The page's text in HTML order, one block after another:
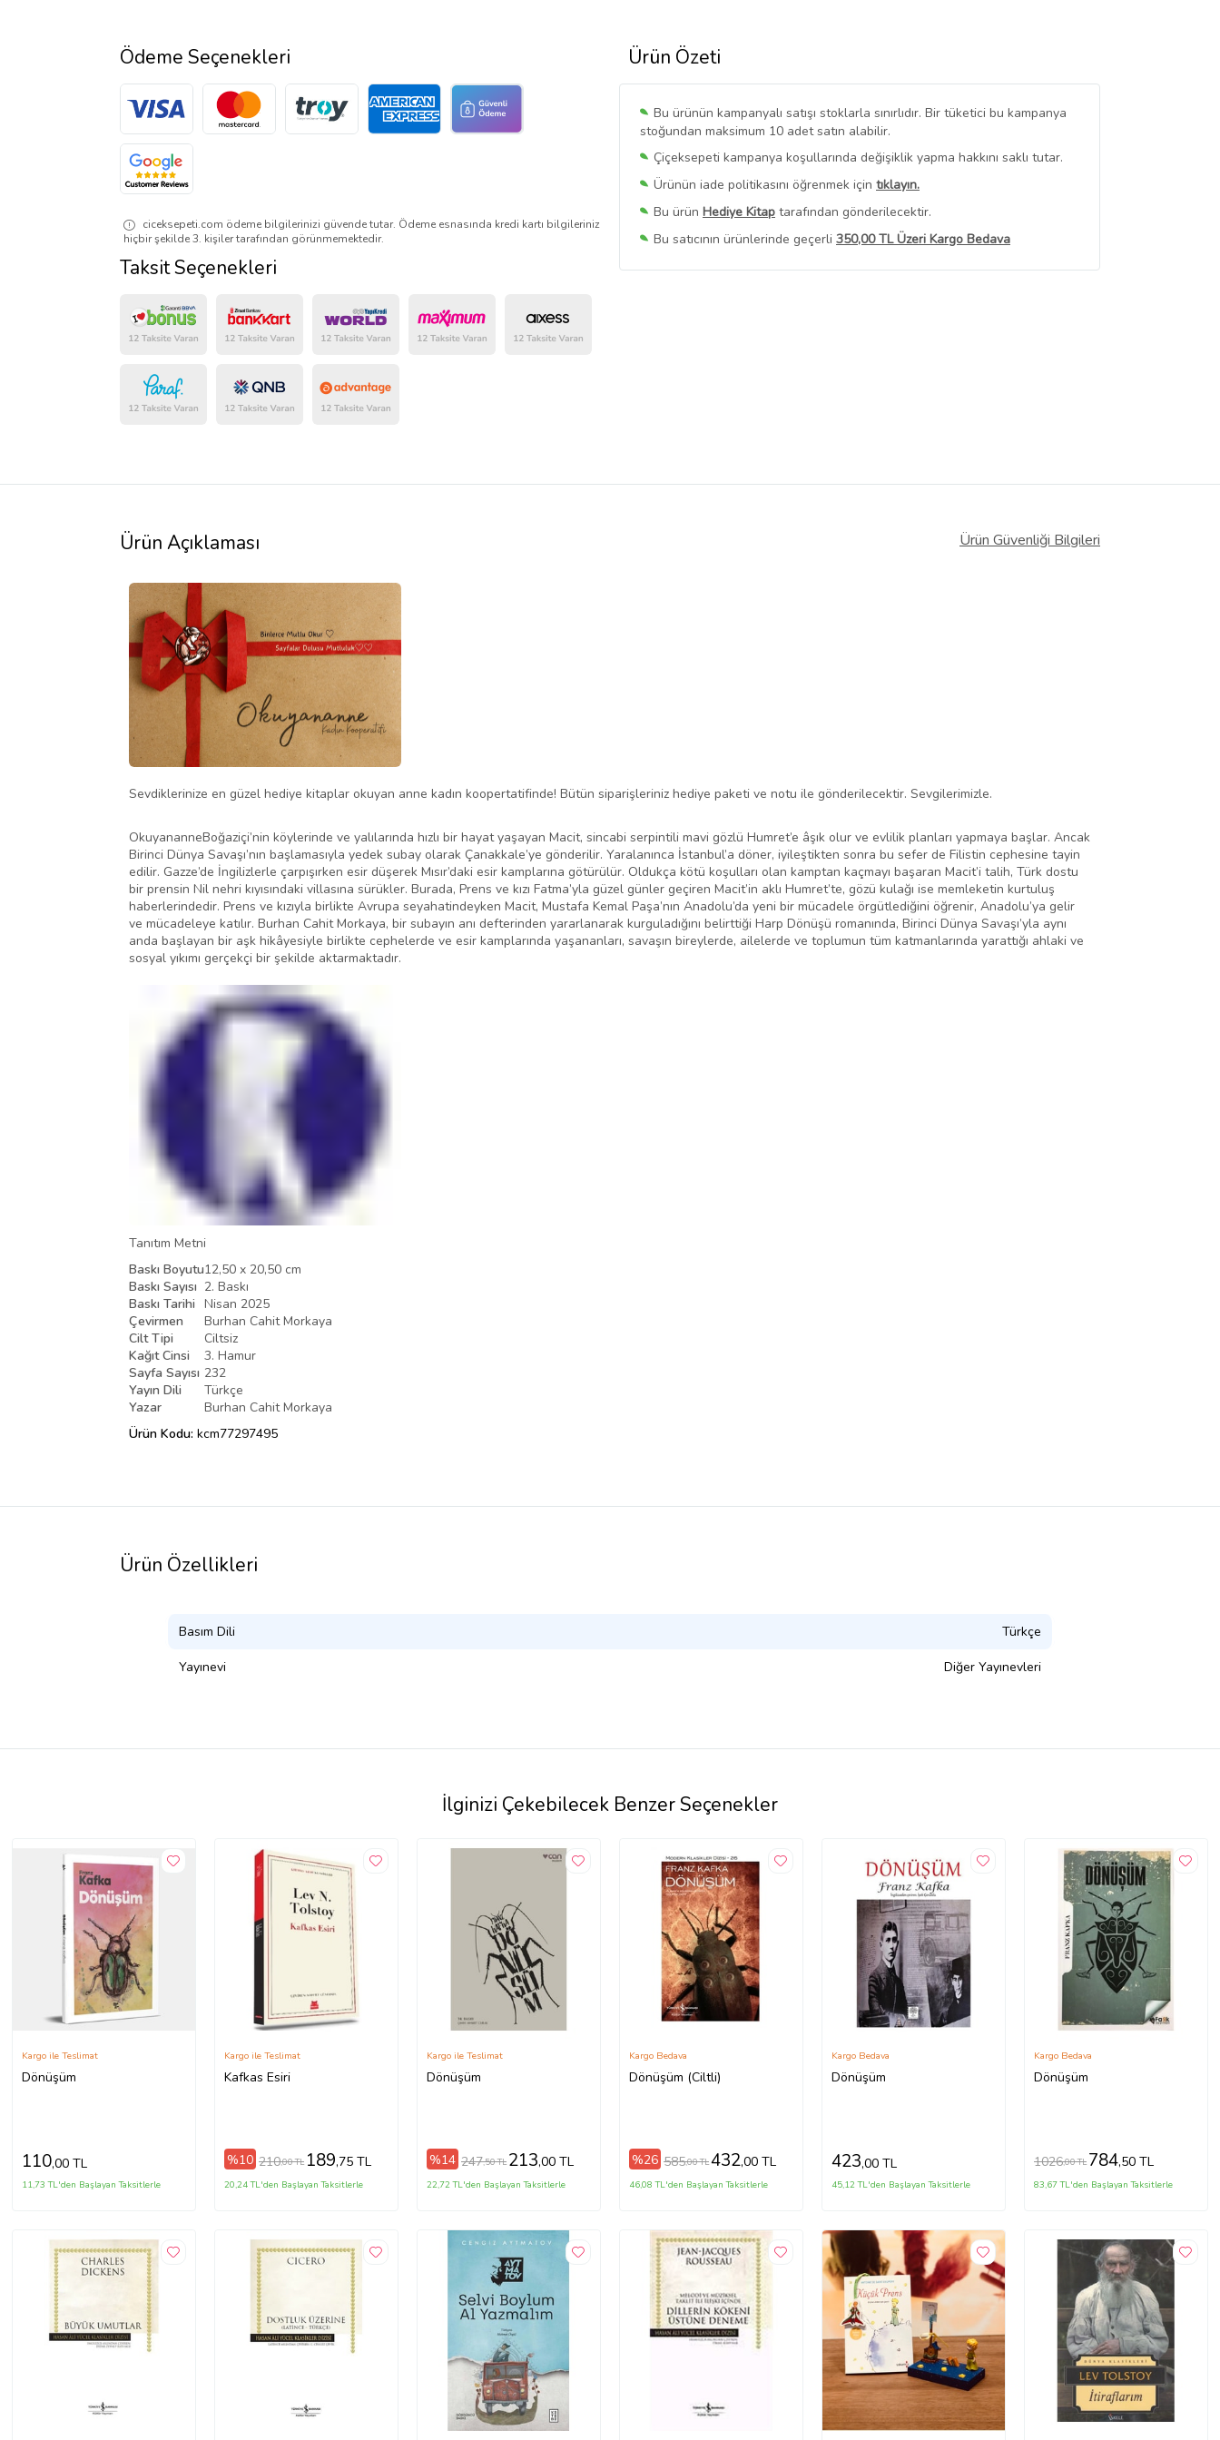
Ürün Özeti
Bu ürünün kampanyalı satışı stoklarla sınırlıdır. Bir tüketici bu kampanya
stoğundan maksimum 10 adet satın alabilir.
Çiçeksepeti kampanya koşullarında değişiklik yapma hakkını saklı tutar.
Ürünün iade politikasını öğrenmek için tıklayın.
Bu ürün Hediye Kitap tarafından gönderilecektir.
Bu satıcının ürünlerinde geçerli 350,00 TL Üzeri Kargo Bedava
Bu SatıcınınTüm Ürünlerini Görüntüle
Ödeme Seçenekleri
ciceksepeti.com ödeme bilgilerinizi güvende tutar. Ödeme esnasında kredi kartı bilgileriniz
hiçbir şekilde 3. kişiler tarafından görünmemektedir.
Taksit Seçenekleri
Ürün Açıklaması Ürün Güvenliği Bilgileri
Sevdiklerinize en güzel hediye kitaplar okuyan anne kadın koopertatifinde! Bütün siparişleriniz hediye paketi ve notu ile gönderilecektir. Sevgilerimizle.
OkuyananneBoğaziçi’nin köylerinde ve yalılarında hızlı bir hayat yaşayan Macit, sincabi serpintili mavi gözlü Humret’e âşık olur ve evlilik planları yapmaya başlar. Ancak
Birinci Dünya Savaşı’nın başlamasıyla yedek subay olarak Çanakkale’ye gönderilir. Yaralanınca İstanbul’a döner, iyileştikten sonra bu sefer de Filistin cephesine tayin
edilir. Gazze’de İngilizlerle çarpışırken esir düşerek Mısır’daki esir kamplarına götürülür. Oldukça kötü koşulları olan kamptan kaçmayı başaran Macit’i talih, Türk dostu
bir prensin Nil nehri kıyısındaki villasına sürükler. Burada, Prens ve kızı Fatma’yla güzel günler geçiren Macit’in aklı Humret’te, gözü kulağı ise memleketin kurtuluş
haberlerindedir. Prens ve kızıyla birlikte Avrupa seyahatindeyken Macit, Mustafa Kemal Paşa’nın Anadolu’da yeni bir mücadele örgütlediğini öğrenir, Anadolu’ya gelir
ve mücadeleye katılır. Burhan Cahit Morkaya, bir subayın anı defterinden yararlanarak kurguladığını belirttiği Harp Dönüşü romanında, Birinci Dünya Savaşı’yla aynı
anda başlayan bir aşk hikâyesiyle birlikte cephelerde ve esir kamplarında yaşananları, savaşın bireylerde, ailelerde ve toplumun tüm katmanlarında yarattığı ahlaki ve
sosyal yıkımı gerçekçi bir şekilde aktarmaktadır.
Tanıtım Metni
Baskı Boyutu12,50 x 20,50 cm
Baskı Sayısı 2. Baskı
Baskı Tarihi Nisan 2025
Çevirmen
Burhan Cahit Morkaya
Cilt Tipi
Ciltsiz
Kağıt Cinsi
3. Hamur
Sayfa Sayısı 232
Yayın Dili
Türkçe
Yazar
Burhan Cahit Morkaya
Ürün Kodu: kcm77297495
Ürün Özellikleri
Basım Dili Türkçe
Yayınevi Diğer Yayınevleri
İlginizi Çekebilecek Benzer Seçenekler
Dönüşüm
Kargo ile Teslimat
110,00 TL
11,73 TL'den Başlayan Taksitlerle
Kafkas Esiri
Kargo ile Teslimat
%10 210,00 TL 189,75 TL
20,24 TL'den Başlayan Taksitlerle
Dönüşüm
Kargo ile Teslimat
%14 247,50 TL 213,00 TL
22,72 TL'den Başlayan Taksitlerle
Dönüşüm (Ciltli)
Kargo Bedava
%26 585,00 TL432,00 TL
46,08 TL'den Başlayan Taksitlerle
Dönüşüm
Kargo Bedava
423,00 TL
45,12 TL'den Başlayan Taksitlerle
Dönüşüm
Kargo Bedava
1026,00 TL 784,50 TL
83,67 TL'den Başlayan Taksitlerle